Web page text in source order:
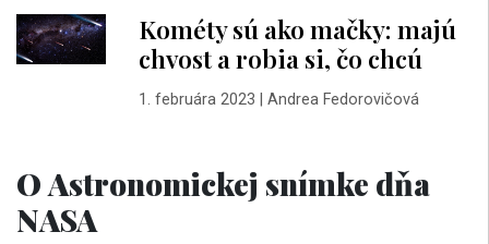
Kométy sú ako mačky: majú
chvost a robia si, čo chcú
1. februára 2023 Andrea Fedorovičová
O Astronomickej snímke dňa
NASA